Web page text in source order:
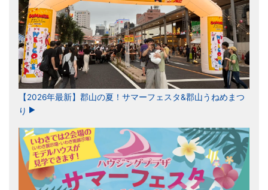
【2026年最新】郡山の夏！サマーフェスタ&郡山うねめまつ
り